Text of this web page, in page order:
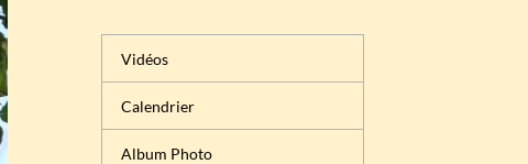
Vidéos
Calendrier
Album Photo